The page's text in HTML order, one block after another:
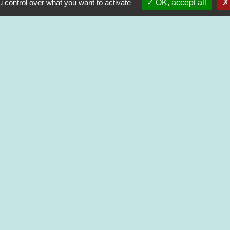
Nouveaux horaires d’ouverture de
À compter du 19 septembre
over what you want to activate OK, accept all